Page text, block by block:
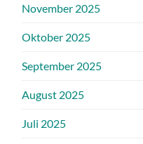
November 2025
Oktober 2025
September 2025
August 2025
Juli 2025